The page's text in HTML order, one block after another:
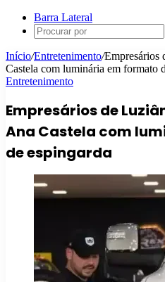
Barra Lateral
Início/Entretenimento/Empresários
Castela com luminária em formato
Entretenimento
Empresários de
Ana Castela com
de espingarda